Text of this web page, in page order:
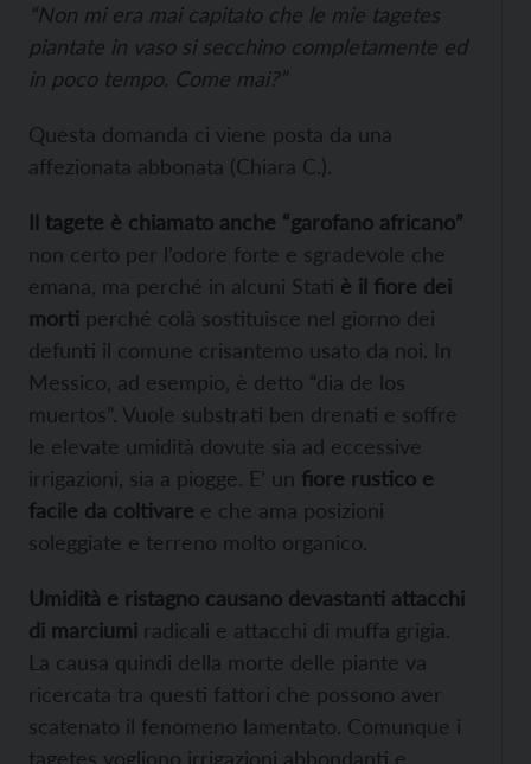
“Non mi era mai capitato che le mie tagetes
piantate in vaso si secchino completamente ed
in poco tempo. Come mai?”
Questa domanda ci viene posta da una
affezionata abbonata (Chiara C.).
Il tagete è chiamato anche “garofano africano”
non certo per l’odore forte e sgradevole che
emana, ma perché in alcuni Stati è il fiore dei
morti perché colà sostituisce nel giorno dei
defunti il comune crisantemo usato da noi. In
Messico, ad esempio, è detto “dia de los
muertos”. Vuole substrati ben drenati e soffre
le elevate umidità dovute sia ad eccessive
irrigazioni, sia a piogge. E’ un fiore rustico e
facile da coltivare e che ama posizioni
soleggiate e terreno molto organico.
Umidità e ristagno causano devastanti attacchi
di marciumi radicali e attacchi di muffa grigia.
La causa quindi della morte delle piante va
ricercata tra questi fattori che possono aver
scatenato il fenomeno lamentato. Comunque i
tagetes vogliono irrigazioni abbondanti e